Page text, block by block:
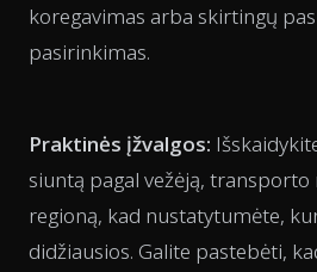
koregavimas arba skirtingų
pasirinkimas.
Praktinės įžvalgos:
siuntą pagal vežėją,
regioną, kad nustatytumėte,
didžiausios. Galite pastebėti,